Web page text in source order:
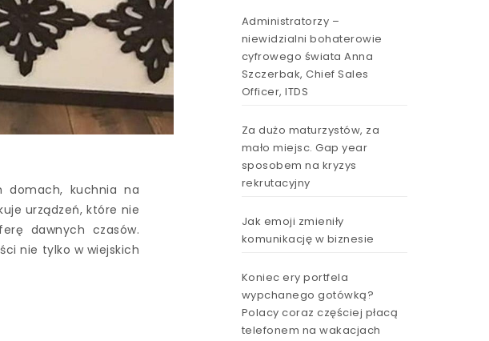
domach, kuchnia na
urządzeń, które nie
dawnych czasów.
nie tylko w wiejskich
Administratorzy –
niewidzialni bohaterowie
cyfrowego świata Anna
Szczerbak, Chief Sales
Officer, ITDS
Za dużo maturzystów, za
mało miejsc. Gap year
sposobem na kryzys
rekrutacyjny
Jak emoji zmieniły
komunikację w biznesie
Koniec ery portfela
wypchanego gotówką?
Polacy coraz częściej płacą
telefonem na wakacjach